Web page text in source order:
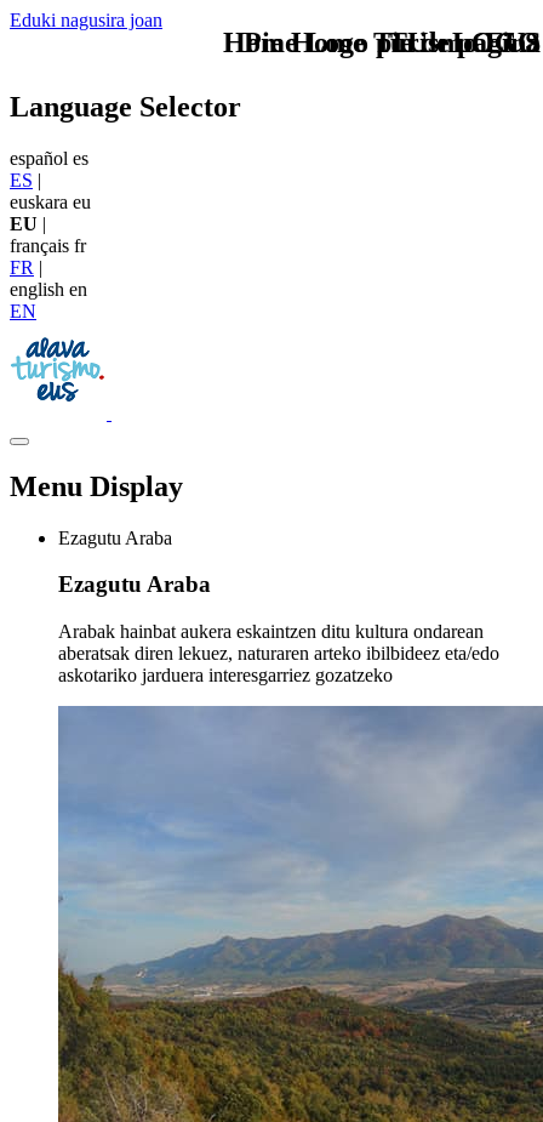
Eduki nagusira joan
TU - LOGO
Language Selector
español es
ES |
euskara eu
EU |
français fr
FR |
english en
EN
Menu Display
Ezagutu Araba
Ezagutu Araba
Arabak hainbat aukera eskaintzen ditu kultura ondarean
aberatsak diren lekuez, naturaren arteko ibilbideez eta/edo
askotariko jarduera interesgarriez gozatzeko
Home Logo pie de página
Pie Home Turismo EUS